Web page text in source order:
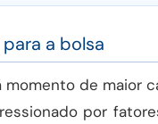
a bolsa
de maior
por